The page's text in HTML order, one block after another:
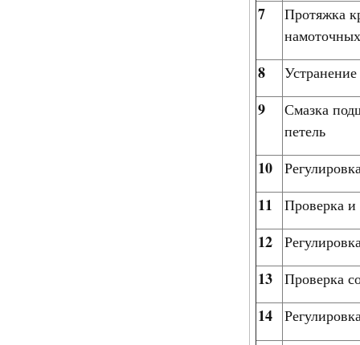
7
Протяжка
8
9
Смазка
петель
10
11 Проверка и
12
13 Проверка
14